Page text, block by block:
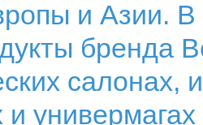
и Азии.
бренда
и